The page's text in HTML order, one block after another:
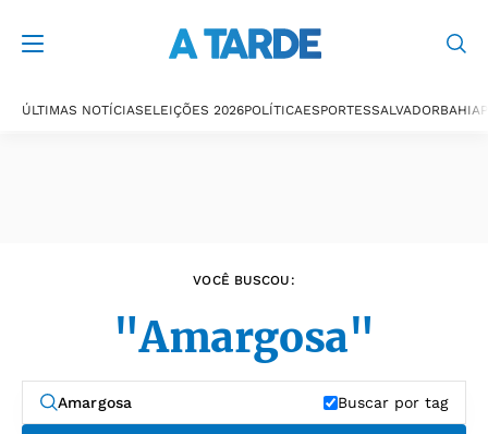
ÚLTIMAS NOTÍCIASELEIÇÕES 2026POLÍTICAESPORTESSALVADORBAHIA
VOCÊ BUSCOU:
"Amargosa"
Buscar por tag